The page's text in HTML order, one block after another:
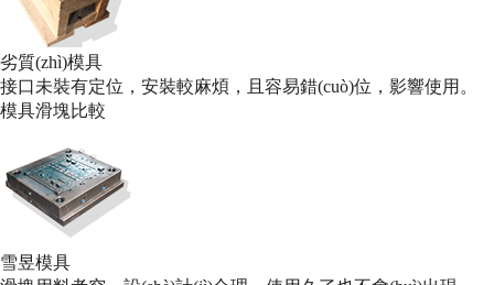
劣質(zhì)模具
接口未裝有定位，安裝較麻煩，且容易錯(cuò)位，影響使用。
模具滑塊比較
雪昱模具